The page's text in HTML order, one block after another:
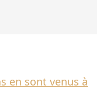
en sont venus à